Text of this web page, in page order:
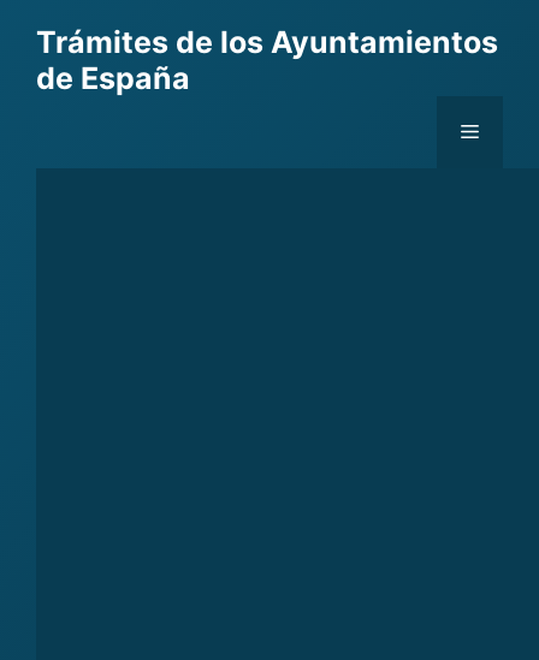
content
Trámites de los Ayuntamientos
de España
Menu